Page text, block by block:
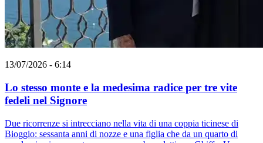
13/07/2026 - 6:14
Lo stesso monte e la medesima radice per tre vite
fedeli nel Signore
Due ricorrenze si intrecciano nella vita di una coppia ticinese di
Bioggio: sessanta anni di nozze e una figlia che da un quarto di